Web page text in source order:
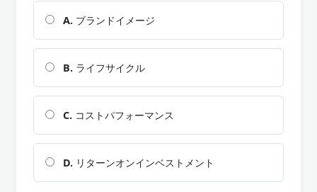
A. ブランドイメージ
B. ライフサイクル
C. コストパフォーマンス
D. リターンオンインベストメント